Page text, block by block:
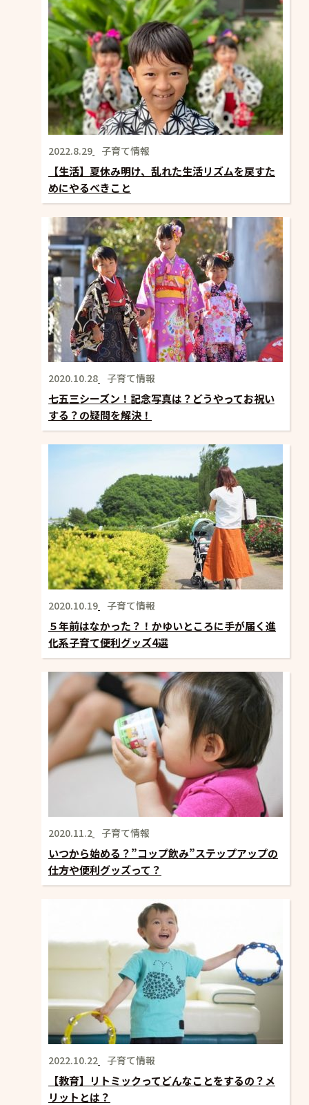
2022.8.29 子育て情報
【生活】夏休み明け、乱れた生活リズムを戻すた
めにやるべきこと
2020.10.28 子育て情報
七五三シーズン！記念写真は？どうやってお祝い
する？の疑問を解決！
2020.10.19 子育て情報
５年前はなかった？！かゆいところに手が届く進
化系子育て便利グッズ4選
2020.11.2 子育て情報
いつから始める？”コップ飲み”ステップアップの
仕方や便利グッズって？
2022.10.22 子育て情報
【教育】リトミックってどんなことをするの？メ
リットとは？